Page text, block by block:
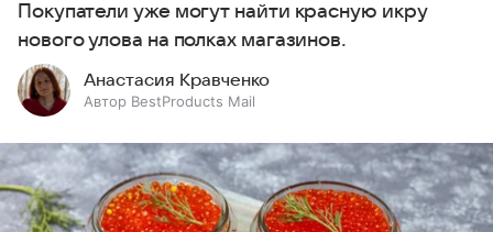
Покупатели уже могут найти красную икру
нового улова на полках магазинов.
Анастасия Кравченко
Автор BestProducts Mail